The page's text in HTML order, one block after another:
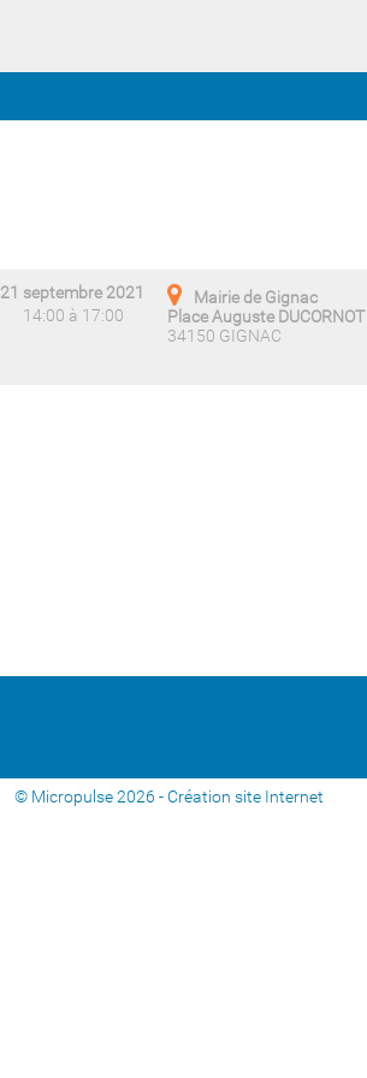
21 septembre 2021
14:00 à 17:00
Mairie de Gignac
Place Auguste DUCORNOT
34150 GIGNAC
© Micropulse 2026 -Création site Internet